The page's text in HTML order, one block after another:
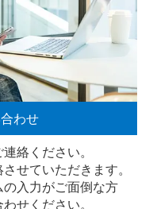
わせ
絡ください。
せていただきます。
入力がご面倒な方
せください。